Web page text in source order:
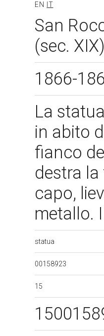
EN IT
San
(sec.
1866-
La
in abito
fianco
destra
capo,
metallo.
statua
00158923
15